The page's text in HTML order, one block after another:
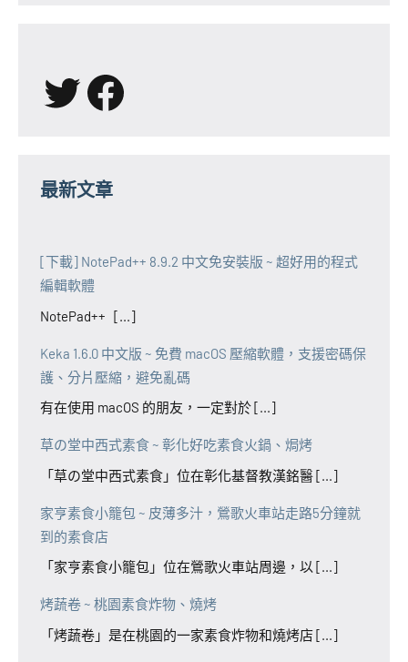
X Facebook
最新文章
[下載] NotePad++ 8.9.2 中文免安裝版 ~ 超好用的程式
編輯軟體
NotePad++ [...]
Keka 1.6.0 中文版 ~ 免費 macOS 壓縮軟體，支援密碼保
護、分片壓縮，避免亂碼
有在使用 macOS 的朋友，一定對於 [...]
草の堂中西式素食 ~ 彰化好吃素食火鍋、焗烤
「草の堂中西式素食」位在彰化基督教漢銘醫 [...]
家亨素食小籠包 ~ 皮薄多汁，鶯歌火車站走路5分鐘就
到的素食店
「家亨素食小籠包」位在鶯歌火車站周邊，以 [...]
烤蔬卷 ~ 桃園素食炸物、燒烤
「烤蔬卷」是在桃園的一家素食炸物和燒烤店 [...]